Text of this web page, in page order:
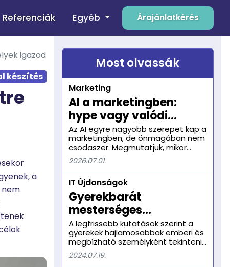
Referenciák Egyéb Árajánlatkérés
igazodnak a célcsoport igényeihez?
készítés
a
nem
Most olvassák
Marketing
AI a marketingben:
hype vagy valódi
előny?
Az AI egyre nagyobb szerepet kap a
marketingben, de önmagában nem
csodaszer. Megmutatjuk, mikor
jelent valódi előnyt, és miért fontos
mellé a tudatos stratégia.
2026.07.01.
IT Újdonságok
Gyerekbarát
mesterséges
intelligencia: a
megbízhatóság és
empátia fontossága
A legfrissebb kutatások szerint a
gyerekek hajlamosabbak emberi és
megbízható személyként tekinteni
az MI-chatbotokra, azonban ezek a
rendszerek gyakran nem értik meg
2024.07.19.